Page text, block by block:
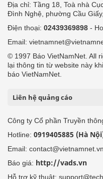
Địa chỉ: Tầng 18, Toà nhà
Đình Nghệ, phường Cầu
Điện thoại: 02439369898 -
Email:
© 1997 Báo VietNamNet. All
lại thông tin từ website này
báo VietNamNet.
Liên hệ quảng cáo
Công ty Cổ phần Truyền
Hotline: 0919405885 (Hà
Email: contact@vietnamnet.vn
Báo giá: http://vads.vn
Hỗ trợ kỹ thuật: